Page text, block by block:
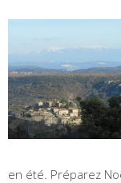
en été. Préparez